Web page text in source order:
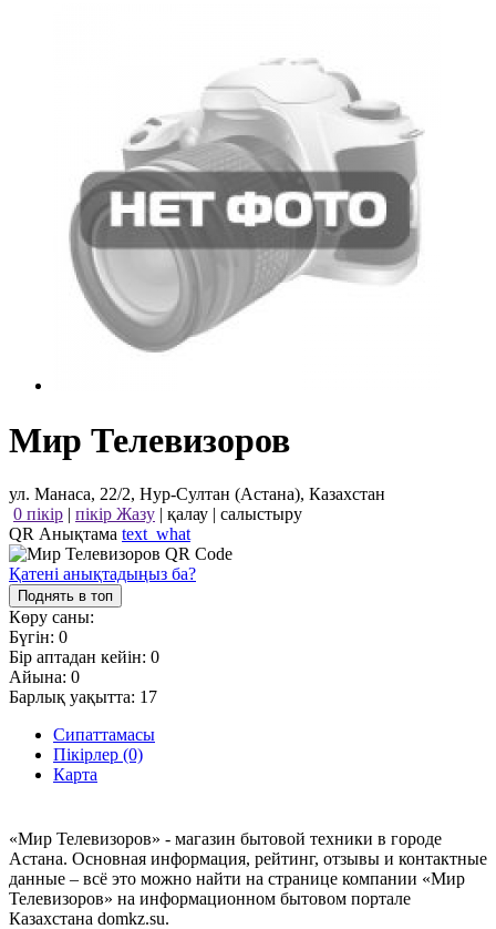
Мир Телевизоров
ул. Манаса, 22/2, Нур-Султан (Астана), Казахстан
0 пікір | пікір Жазу | қалау | салыстыру
QR Анықтама text_what
Қатені анықтадыңыз ба?
Поднять в топ
Көру саны:
Бүгін: 0
Бір аптадан кейін: 0
Айына: 0
Барлық уақытта: 17
Сипаттамасы
Пікірлер (0)
Карта
«Мир Телевизоров» - магазин бытовой техники в городе
Астана. Основная информация, рейтинг, отзывы и контактные
данные – всё это можно найти на странице компании «Мир
Телевизоров» на информационном бытовом портале
Казахстана domkz.su.